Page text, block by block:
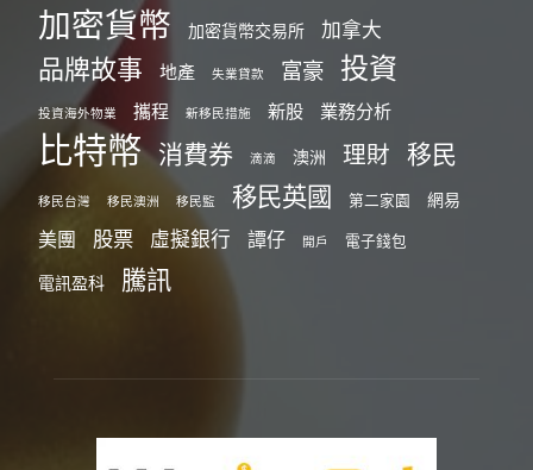
加密貨幣 加密貨幣交易所 加拿大
品牌故事 地產 失業貸款 富豪 投資
投資海外物業 攜程 新移民措施 新股 業務分析
比特幣 消費券 滴滴 澳洲 理財 移民
移民台灣 移民澳洲 移民監 移民英國 第二家園 網易
美團 股票 虛擬銀行 譚仔 開戶 電子錢包
電訊盈科 騰訊